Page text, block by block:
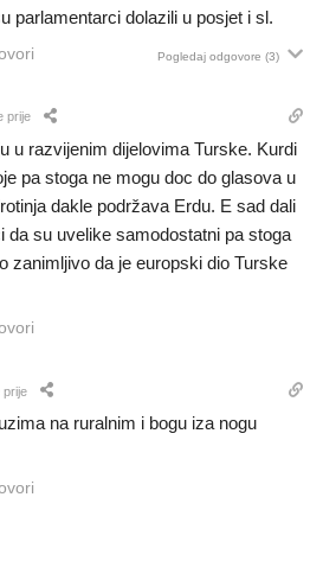
parlamentarci dolazili u posjet i sl.
Pogledaj odgovore (3)
prije
u razvijenim dijelovima Turske. Kurdi
pa stoga ne mogu doc do glasova u
dakle podržava Erdu. E sad dali
da su uvelike samodostatni pa stoga
zanimljivo da je europski dio Turske
prije
na ruralnim i bogu iza nogu